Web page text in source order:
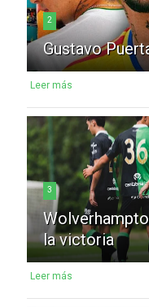
2
Gustavo
Leer más
3
la victoria
Leer más